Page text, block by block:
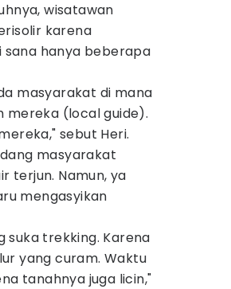
wisatawan
karena
sana hanya beberapa
masyarakat di mana
mereka (local guide).
sebut Heri.
masyarakat
terjun. Namun, ya
mengasyikan
suka trekking. Karena
yang curam. Waktu
tanahnya juga licin,"